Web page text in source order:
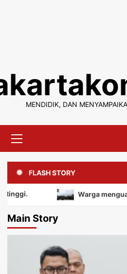
content
MENDIDIK, DAN
Menu
FLASH STORY
Warga menguatirkan
Main Story